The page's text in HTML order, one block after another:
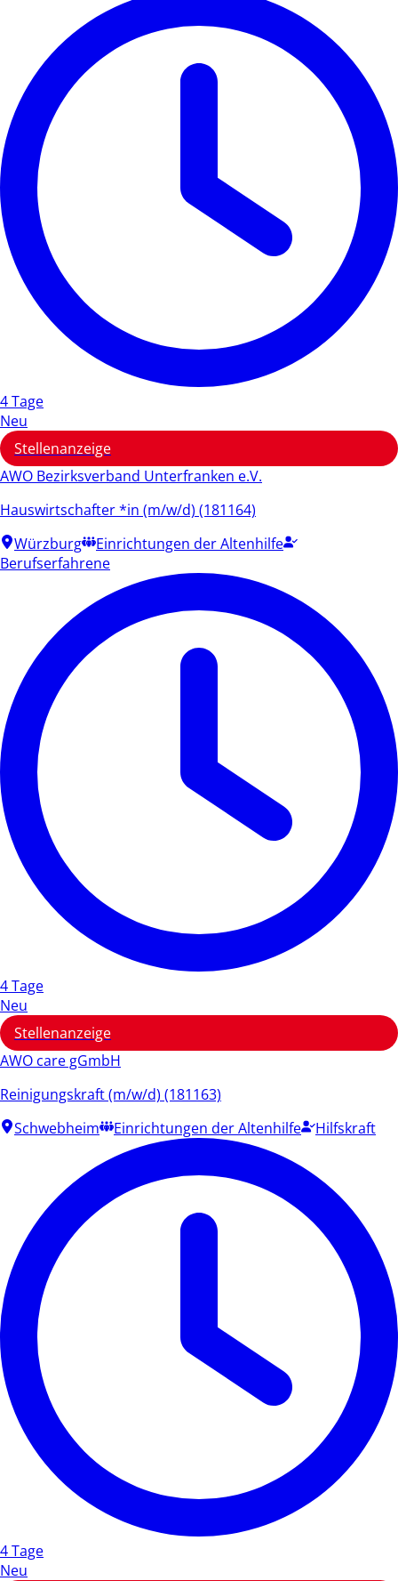
4 Tage
Neu
Stellenanzeige
AWO Bezirksverband Unterfranken e.V.
Hauswirtschafter *in (m/w/d) (181164)
Würzburg
Einrichtungen der Altenhilfe
Berufserfahrene
4 Tage
Neu
Stellenanzeige
AWO care gGmbH
Reinigungskraft (m/w/d) (181163)
Schwebheim
Einrichtungen der Altenhilfe Hilfskraft
4 Tage
Neu